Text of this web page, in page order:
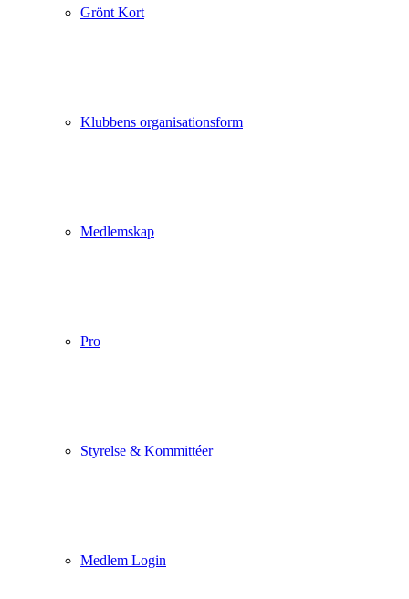
Grönt Kort
Klubbens organisationsform
Medlemskap
Pro
Styrelse & Kommittéer
Medlem Login